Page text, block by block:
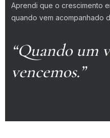
Aprendi que o crescimento
quando vem acompanhado
“Quando um
vencemos.”